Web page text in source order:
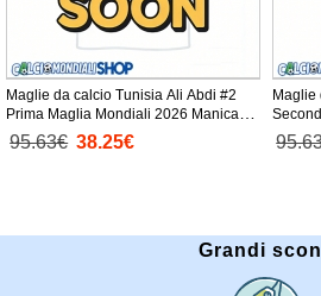
Maglie da calcio Tunisia Ali Abdi #2
Prima Maglia Mondiali 2026 Manica
Corta
95.63€ 38.25€
Maglie
Corta
Grandi